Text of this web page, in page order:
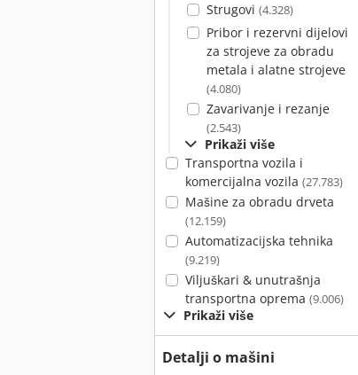
Strugovi (4.328)
Pribor i rezervni dijelovi
za strojeve za obradu
metala i alatne strojeve
(4.080)
Zavarivanje i rezanje
(2.543)
Prikaži više
Transportna vozila i
komercijalna vozila (27.783)
Mašine za obradu drveta
(12.159)
Automatizacijska tehnika
(9.219)
Viljuškari & unutrašnja
transportna oprema (9.006)
Prikaži više
Detalji o mašini